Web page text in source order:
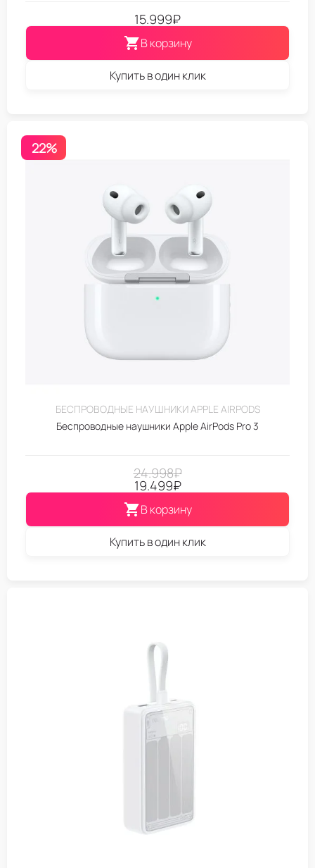
15.999₽
В корзину
Купить в один клик
22%
БЕСПРОВОДНЫЕ НАУШНИКИ APPLE AIRPODS
Беспроводные наушники Apple AirPods Pro 3
24.998₽
19.499₽
В корзину
Купить в один клик